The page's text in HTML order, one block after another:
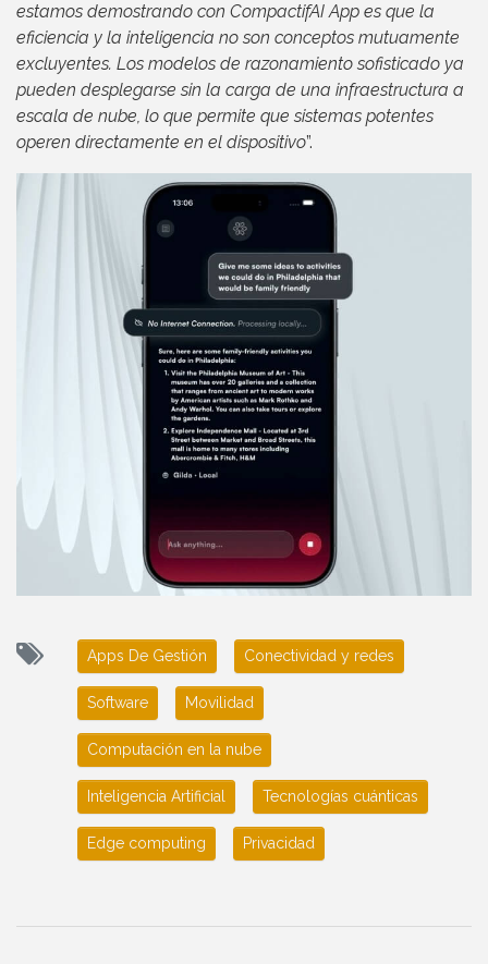
estamos demostrando con CompactifAI App es que la
eficiencia y la inteligencia no son conceptos mutuamente
excluyentes. Los modelos de razonamiento sofisticado ya
pueden desplegarse sin la carga de una infraestructura a
escala de nube, lo que permite que sistemas potentes
operen directamente en el dispositivo”.
Apps De Gestión Conectividad y redes
Software Movilidad
Computación en la nube
Inteligencia Artificial Tecnologías cuánticas
Edge computing Privacidad